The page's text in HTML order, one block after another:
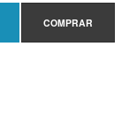
COMPRAR